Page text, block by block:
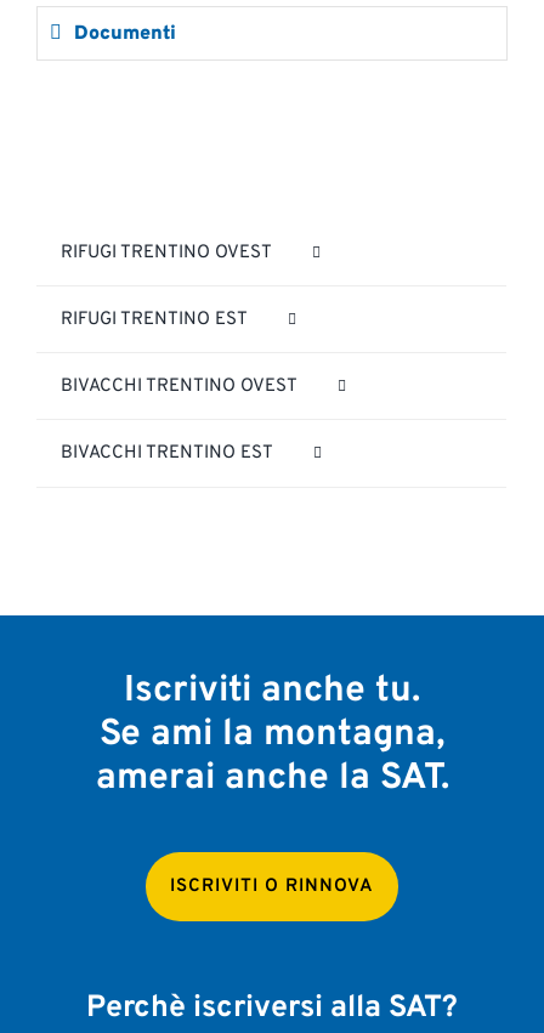
Documenti
RIFUGI TRENTINO OVEST
RIFUGI TRENTINO EST
BIVACCHI TRENTINO OVEST
BIVACCHI TRENTINO EST
Iscriviti anche tu.
Se ami la montagna,
amerai anche la SAT.
ISCRIVITI O RINNOVA
Perchè iscriversi alla SAT?